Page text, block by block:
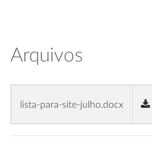
Arquivos
lista-para-site-julho.docx